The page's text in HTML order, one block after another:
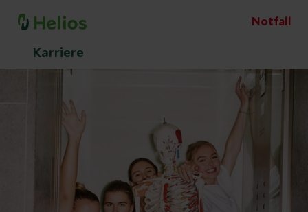
Notfall
Karriere